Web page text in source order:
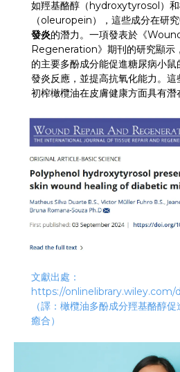
如羥基酪醇（hydroxytyrosol）
（oleuropein），這些成分在研
發炎的潛力。一項發表於《
Regeneration》期刊的研究顯示
的主要多酚成分能促進糖尿病小
發炎反應，並提高抗氧化能力。
初榨橄欖油在皮膚健康方面具有潛
文獻出處：
https://onlinelibrary.wiley.com/
（譯：橄欖油多酚成分羥基酪醇
癒合）